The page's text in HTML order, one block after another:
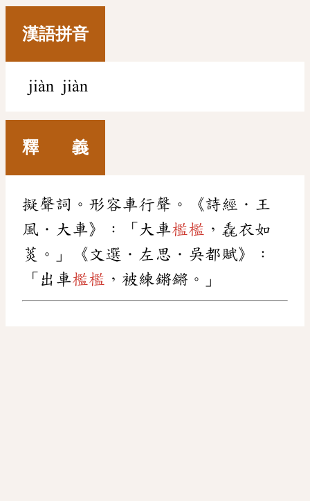
漢語拼音
jiàn jiàn
釋 義
擬聲詞。形容車行聲。《詩經．王
風．大車》：「大車檻檻 ，毳衣如
菼。」《文選．左思．吳都賦》：
「出車檻檻 ，被練鏘鏘。」